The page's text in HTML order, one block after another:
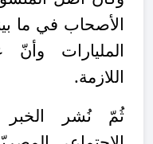
الأصحاب في ما
المليارات وأنّ
اللازمة.
ثُمّ نُشر